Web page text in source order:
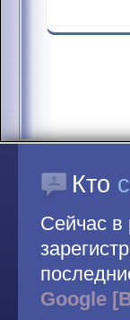
Кто
Сейчас в
Google